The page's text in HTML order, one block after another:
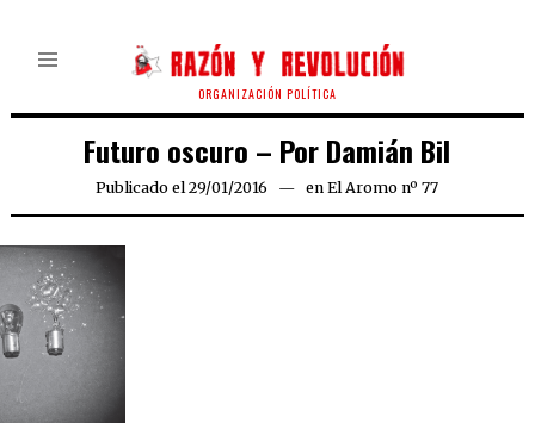
ORGANIZACIÓN POLÍTICA
Futuro oscuro – Por Damián Bil
Publicado el 29/01/2016 29/01/2016
en El Aromo nº 77